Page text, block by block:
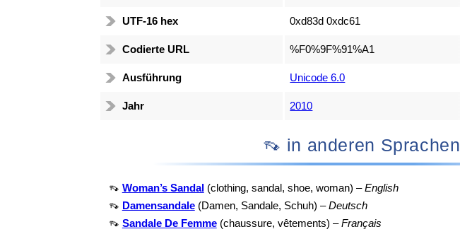
UTF-16 hex 0xd83d 0xdc61
Codierte URL %F0%9F%91%A1
Ausführung Unicode 6.0
Jahr 2010
👡 in anderen Sprachen
👡 Woman’s Sandal (clothing, sandal, shoe, woman) –English
👡 Damensandale(Damen, Sandale, Schuh) –Deutsch
👡 Sandale De Femme(chaussure, vêtements) –Français